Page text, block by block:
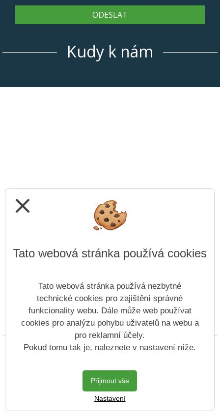
ODESLAT
Kudy k nám
Prohlášení o přístupnosti Mapa webu Cookies
Copyright © 2022 - 2023 SZŠ Antonína Sochora &
Postaveno ve službě
VlastníŠkolníWeb.cz
| Na redakčním
Vitalex CMS
close
Tato webová stránka používá cookies
Tato webová stránka používá nezbytné
technické cookies pro zajištění správné
funkcionality webu. Dále může web používat
cookies pro analýzu pohybu uživatelů na webu a
pro reklamní účely.
Pokud tomu tak je, naleznete v nastavení níže.
Přijmout vše
Nastavení